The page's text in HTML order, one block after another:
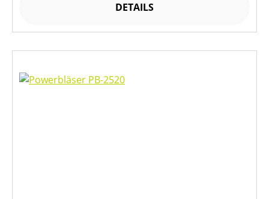
DETAILS